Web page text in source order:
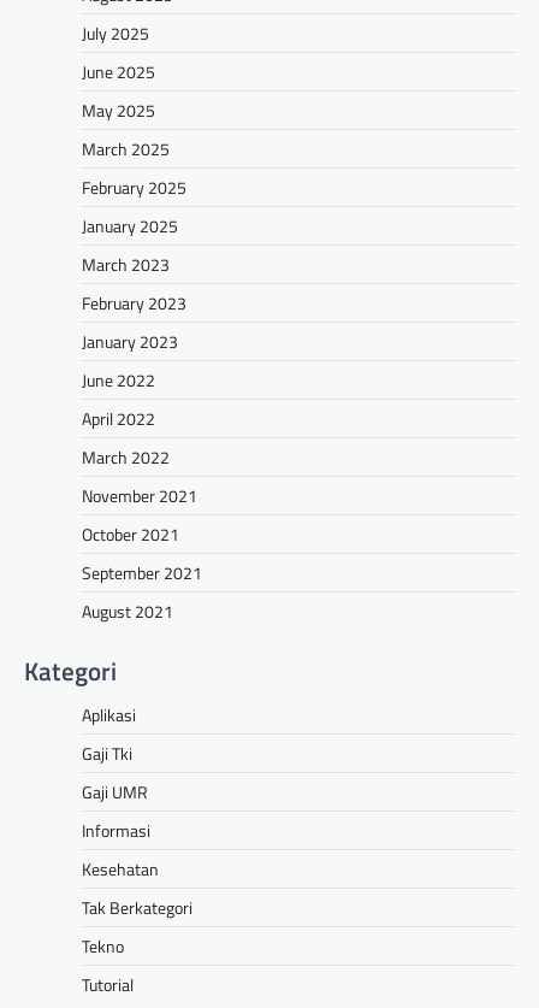
July 2025
June 2025
May 2025
March 2025
February 2025
January 2025
March 2023
February 2023
January 2023
June 2022
April 2022
March 2022
November 2021
October 2021
September 2021
August 2021
Kategori
Aplikasi
Gaji Tki
Gaji UMR
Informasi
Kesehatan
Tak Berkategori
Tekno
Tutorial